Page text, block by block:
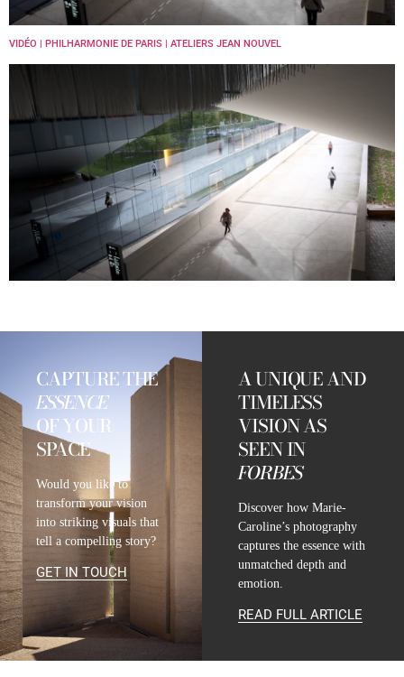
VIDÉO | PHILHARMONIE DE PARIS | ATELIERS JEAN NOUVEL
CAPTURE THE
ESSENCE
OF YOUR
SPACE
Would you like to
transform your vision
into striking visuals that
tell a compelling story?
GET IN TOUCH
A UNIQUE AND
TIMELESS
VISION AS
SEEN IN
FORBES
Discover how Marie-
Caroline’s photography
captures the essence with
unmatched depth and
emotion.
READ FULL ARTICLE